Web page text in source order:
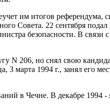
им итогов референдума,
Совета. 22 сентября подал
безопасности. В связи
N 206, но снял свою
марта 1994 г., занял его
в Чечне. В декабре 1994 -